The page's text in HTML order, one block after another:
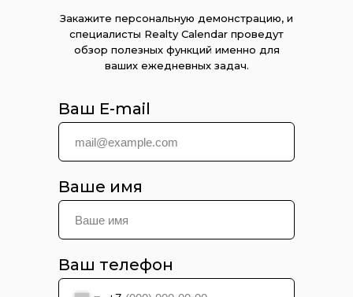
Ваш E-mail
Ваше имя
Ваш телефон
Закажите персональную демонстрацию, и
специалисты Realty Calendar проведут
обзор полезных функций именно для
ваших ежедневных задач.